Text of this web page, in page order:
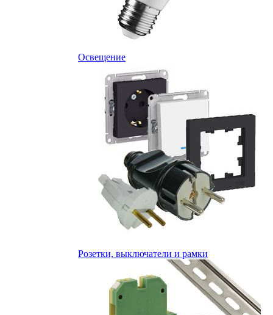
Освещение
Розетки, выключатели и рамки